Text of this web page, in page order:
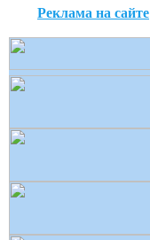
Реклама на сайте